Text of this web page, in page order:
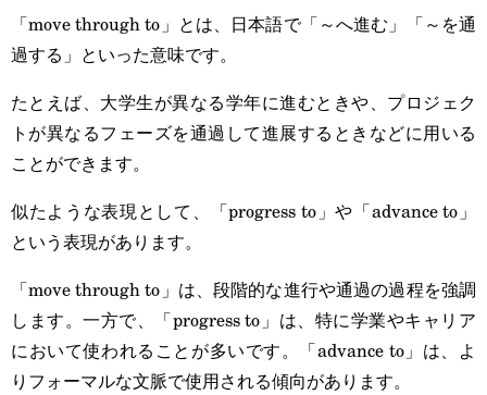
「move through to」とは、日本語で「～へ進む」「～を通
過する」といった意味です。
たとえば、大学生が異なる学年に進むときや、プロジェク
トが異なるフェーズを通過して進展するときなどに用いる
ことができます。
似たような表現として、「progress to」や「advance to」
という表現があります。
「move through to」は、段階的な進行や通過の過程を強調
します。一方で、「progress to」は、特に学業やキャリア
において使われることが多いです。「advance to」は、よ
りフォーマルな文脈で使用される傾向があります。